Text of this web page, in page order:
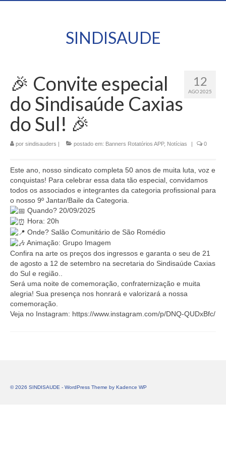
SINDISAUDE
12
AGO 2025
🎉 Convite especial
do Sindisaúde Caxias
do Sul! 🎉
por sindisauders | postado em: Banners Rotatórios APP, Notícias | 0
Este ano, nosso sindicato completa 50 anos de muita luta, voz e
conquistas! Para celebrar essa data tão especial, convidamos
todos os associados e integrantes da categoria profissional para
o nosso 9º Jantar/Baile da Categoria.
Quando? 20/09/2025
Hora: 20h
Onde? Salão Comunitário de São Romédio
Animação: Grupo Imagem
Confira na arte os preços dos ingressos e garanta o seu de 21
de agosto a 12 de setembro na secretaria do Sindisaúde Caxias
do Sul e região..
Será uma noite de comemoração, confraternização e muita
alegria! Sua presença nos honrará e valorizará a nossa
comemoração.
Veja no Instagram: https://www.instagram.com/p/DNQ-QUDxBfc/
© 2026 SINDISAUDE - WordPress Theme by Kadence WP